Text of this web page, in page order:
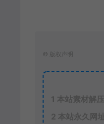
© 版权声明
1 本站素材解
2 本站永久网